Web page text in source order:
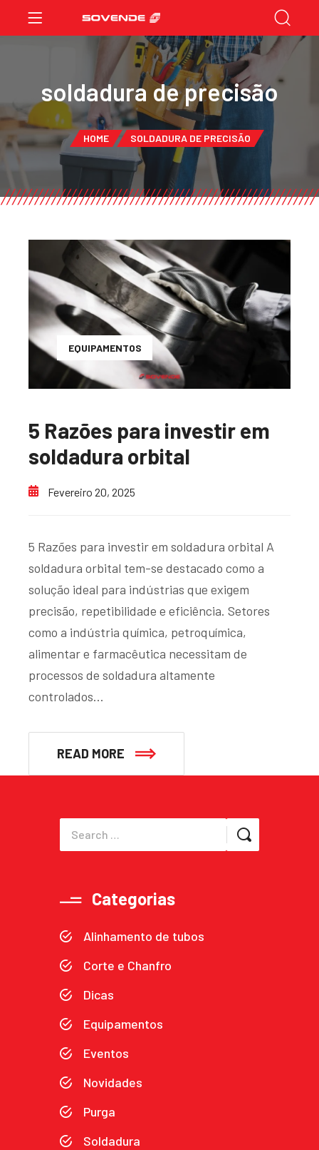
soldadura de precisão
HOME SOLDADURA DE PRECISÃO
EQUIPAMENTOS
5 Razões para investir em
soldadura orbital
Fevereiro 20, 2025
5 Razões para investir em soldadura orbital A
soldadura orbital tem-se destacado como a
solução ideal para indústrias que exigem
precisão, repetibilidade e eficiência. Setores
como a indústria química, petroquímica,
alimentar e farmacêutica necessitam de
processos de soldadura altamente
controlados…
READ MORE
Categorias
Alinhamento de tubos
Corte e Chanfro
Dicas
Equipamentos
Eventos
Novidades
Purga
Soldadura